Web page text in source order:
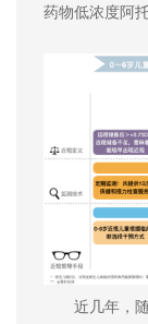
药物低浓度阿
近几年，随